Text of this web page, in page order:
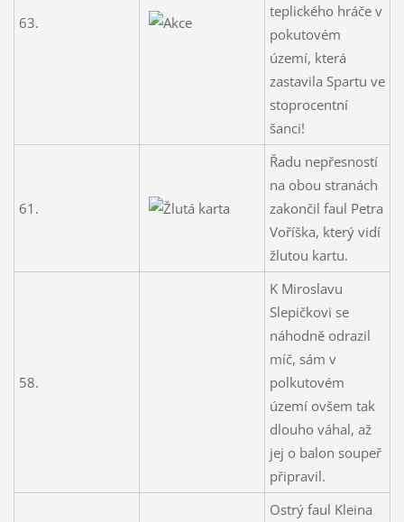
63.
teplického hráče v
pokutovém
území, která
zastavila Spartu ve
stoprocentní
šanci!
61.
Řadu nepřesností
na obou stranách
zakončil faul Petra
Voříška, který vidí
žlutou kartu.
58.
K Miroslavu
Slepičkovi se
náhodně odrazil
míč, sám v
polkutovém
území ovšem tak
dlouho váhal, až
jej o balon soupeř
připravil.
Ostrý faul Kleina